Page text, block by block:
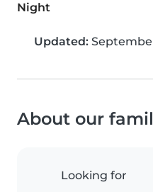
Night
Updated:
About our
Looking for